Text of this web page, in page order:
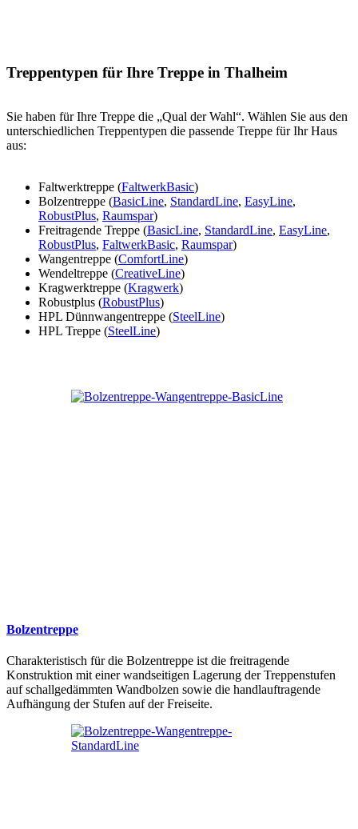
Treppentypen für Ihre Treppe in Thalheim
Sie haben für Ihre Treppe die „Qual der Wahl“. Wählen Sie aus den
unterschiedlichen Treppentypen die passende Treppe für Ihr Haus
aus:
Faltwerktreppe (FaltwerkBasic)
Bolzentreppe (BasicLine, StandardLine, EasyLine,
RobustPlus, Raumspar)
Freitragende Treppe (BasicLine, StandardLine, EasyLine,
RobustPlus, FaltwerkBasic, Raumspar)
Wangentreppe (ComfortLine)
Wendeltreppe (CreativeLine)
Kragwerktreppe (Kragwerk)
Robustplus (RobustPlus)
HPL Dünnwangentreppe (SteelLine)
HPL Treppe (SteelLine)
Bolzentreppe
Charakteristisch für die Bolzentreppe ist die freitragende
Konstruktion mit einer wandseitigen Lagerung der Treppenstufen
auf schallgedämmten Wandbolzen sowie die handlauftragende
Aufhängung der Stufen auf der Freiseite.